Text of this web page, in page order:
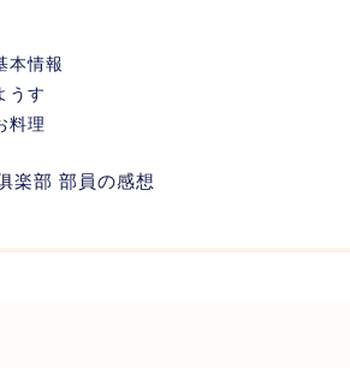
本情報
うす
料理
楽部 部員の感想